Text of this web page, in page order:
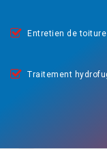
Entretien de
Traitement